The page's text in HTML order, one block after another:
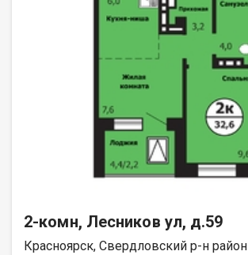
2-комн, Лесников ул, д.59
Красноярск, Свердловский р-н район